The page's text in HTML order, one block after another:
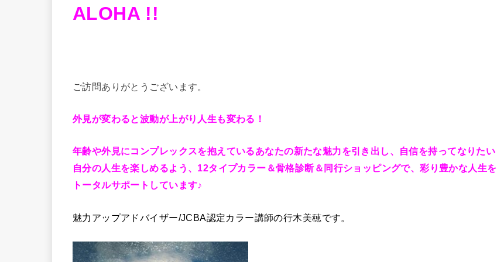
ALOHA !!
ご訪問ありがとうございます。
外見が変わると波動が上がり人生も変わる！
年齢や外見にコンプレックスを抱えているあなたの新たな魅力を引き出し、
自信を持ってなりたい
自分の人生を楽しめるよう、 12タイプカラー＆骨格診断＆同行ショッピングで、彩り豊かな人生を
トータルサポートしています♪
魅力アップアドバイザー/JCBA認定カラー講師の行木美穂です。